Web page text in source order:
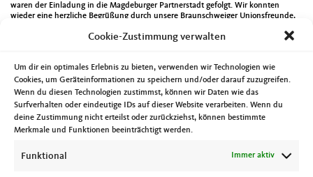
Cookie-Zustimmung verwalten
Um dir ein optimales Erlebnis zu bieten, verwenden wir Technologien wie
Cookies, um Geräteinformationen zu speichern und/oder darauf zuzugreifen.
Wenn du diesen Technologien zustimmst, können wir Daten wie das
Surfverhalten oder eindeutige IDs auf dieser Website verarbeiten. Wenn du
deine Zustimmung nicht erteilst oder zurückziehst, können bestimmte
Merkmale und Funktionen beeinträchtigt werden.
Funktional Immer aktiv
waren der Einladung in die Magdeburger Partnerstadt gefolgt. Wir konnten
wieder eine herzliche Begrüßung durch unsere Braunschweiger Unionsfreunde,
Landtagskandidat Oliver Schatta erleben. Zahlreiche gute Gespräche,
nächsten Austausch.
Bereits seit vielen Jahren verbinden die beiden CDU Verbände aus der
Löwenstadt und der Ottostadt eine enge Partnerschaft. Dazu gehören nicht nur
regelmäßige gegenseitige Besuche sondern auch die Unterstützung in den
jeweiligen Wahlkämpfen.